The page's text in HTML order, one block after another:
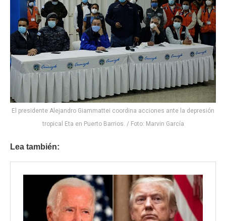
El presidente Alejandro Giammattei coordina acciones ante la depresión
tropical Eta en Puerto Barrios. / Foto: Marvin García
Lea también: